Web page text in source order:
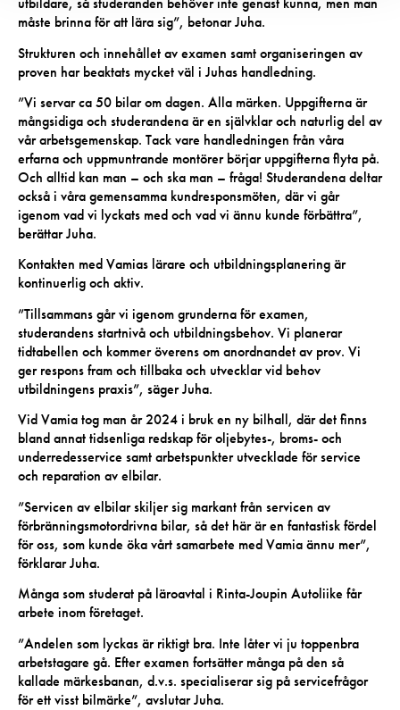
måste brinna för att lära sig”, betonar Juha.
Strukturen och innehållet av examen samt organiseringen av
proven har beaktats mycket väl i Juhas handledning.
”Vi servar ca 50 bilar om dagen. Alla märken. Uppgifterna är
mångsidiga och studerandena är en självklar och naturlig del av
vår arbetsgemenskap. Tack vare handledningen från våra
erfarna och uppmuntrande montörer börjar uppgifterna flyta på.
Och alltid kan man – och ska man – fråga! Studerandena deltar
också i våra gemensamma kundresponsmöten, där vi går
igenom vad vi lyckats med och vad vi ännu kunde förbättra”,
berättar Juha.
Kontakten med Vamias lärare och utbildningsplanering är
kontinuerlig och aktiv.
”Tillsammans går vi igenom grunderna för examen,
studerandens startnivå och utbildningsbehov. Vi planerar
tidtabellen och kommer överens om anordnandet av prov. Vi
ger respons fram och tillbaka och utvecklar vid behov
utbildningens praxis”, säger Juha.
Vid Vamia tog man år 2024 i bruk en ny bilhall, där det finns
bland annat tidsenliga redskap för oljebytes-, broms- och
underredesservice samt arbetspunkter utvecklade för service
och reparation av elbilar.
”Servicen av elbilar skiljer sig markant från servicen av
förbränningsmotordrivna bilar, så det här är en fantastisk fördel
för oss, som kunde öka vårt samarbete med Vamia ännu mer”,
förklarar Juha.
Många som studerat på läroavtal i Rinta-Joupin Autoliike får
arbete inom företaget.
”Andelen som lyckas är riktigt bra. Inte låter vi ju toppenbra
arbetstagare gå. Efter examen fortsätter många på den så
kallade märkesbanan, d.v.s. specialiserar sig på servicefrågor
för ett visst bilmärke”, avslutar Juha.